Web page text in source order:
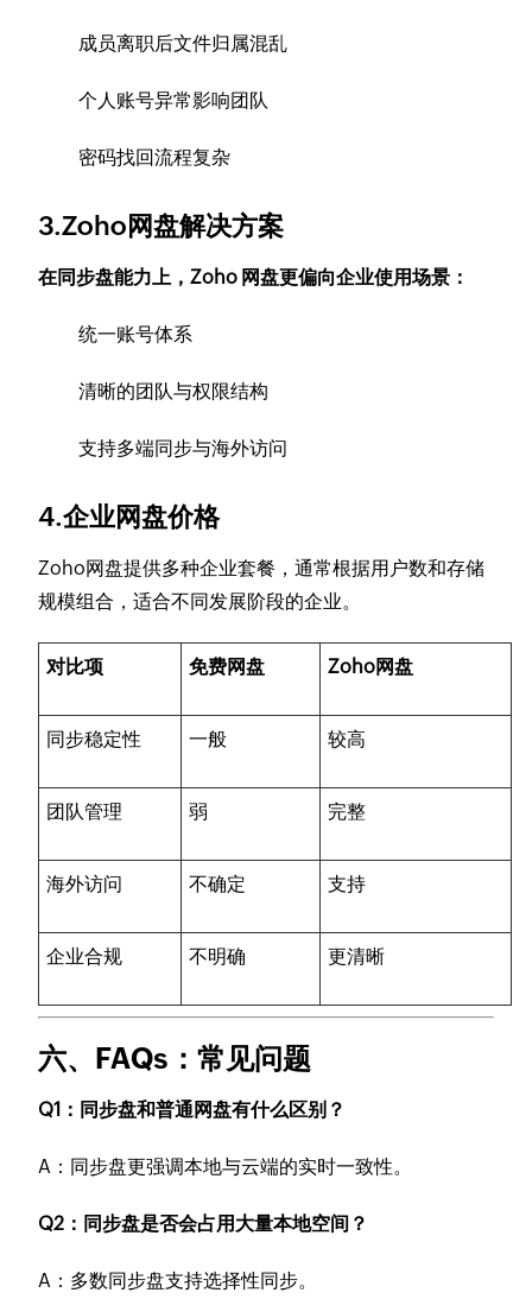
成员离职后文件归属混乱
个人账号异常影响团队
密码找回流程复杂
3.Zoho网盘解决方案
在同步盘能力上，Zoho 网盘更偏向企业使用场景：
统一账号体系
清晰的团队与权限结构
支持多端同步与海外访问
4.企业网盘价格
Zoho网盘提供多种企业套餐，通常根据用户数和存储
规模组合，适合不同发展阶段的企业。
对比项 免费网盘 Zoho网盘
同步稳定性 一般 较高
团队管理 弱 完整
海外访问 不确定 支持
企业合规 不明确 更清晰
六、FAQs：常见问题
Q1：同步盘和普通网盘有什么区别？
A：同步盘更强调本地与云端的实时一致性。
Q2：同步盘是否会占用大量本地空间？
A：多数同步盘支持选择性同步。